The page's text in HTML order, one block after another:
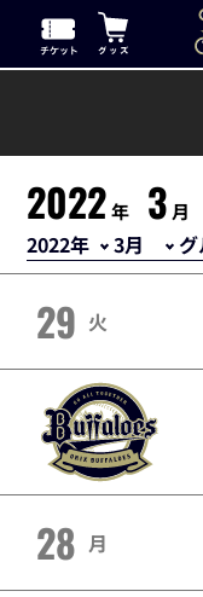
2022 年 3 月
29 火
28 月